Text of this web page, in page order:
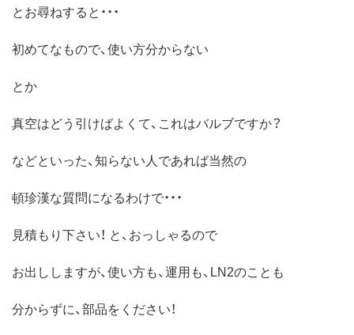
とお尋ねすると・・・
初めてなもので、使い方分からない
とか
真空はどう引けばよくて、これはバルブですか？
などといった、知らない人であれば当然の
頓珍漢な質問になるわけで・・・
見積もり下さい！ と、おっしゃるので
お出ししますが、使い方も、運用も、LN2のことも
分からずに、部品をください！